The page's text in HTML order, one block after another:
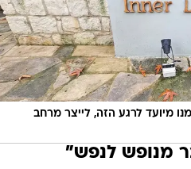
מיועד לרגע הזה, לייצר מרחב
מנופש לנפש"